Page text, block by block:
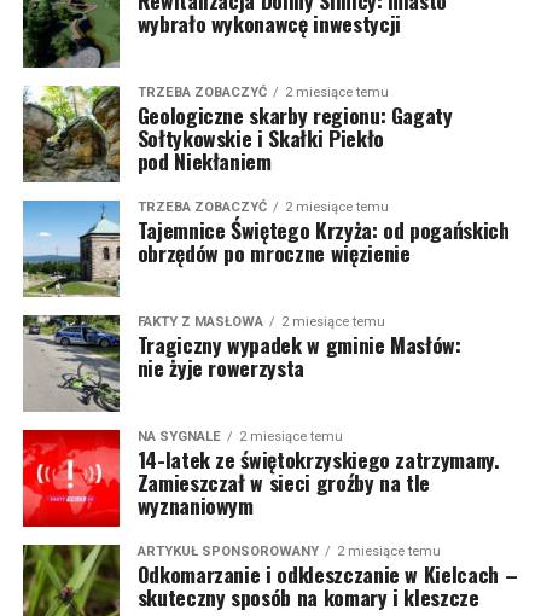
wybrało wykonawcę inwestycji
TRZEBA ZOBACZYĆ 2 miesiące temu
Geologiczne skarby regionu: Gagaty
Sołtykowskie i Skałki Piekło
pod Niekłaniem
TRZEBA ZOBACZYĆ 2 miesiące temu
Tajemnice Świętego Krzyża: od pogańskich
obrzędów po mroczne więzienie
FAKTY Z MASŁOWA 2 miesiące temu
Tragiczny wypadek w gminie Masłów:
nie żyje rowerzysta
NA SYGNALE 2 miesiące temu
14-latek ze świętokrzyskiego zatrzymany.
Zamieszczał w sieci groźby na tle
wyznaniowym
ARTYKUŁ SPONSOROWANY 2 miesiące temu
Odkomarzanie i odkleszczanie w Kielcach –
skuteczny sposób na komary i kleszcze